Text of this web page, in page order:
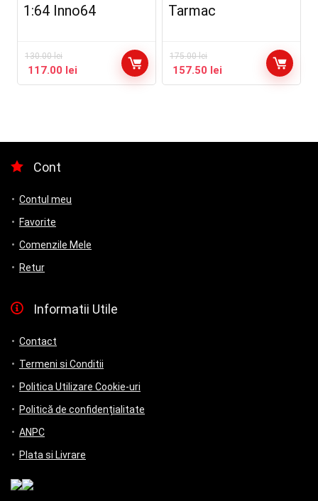
1:64 Inno64
130.00lei
117.00 lei
Tarmac
175.00lei
157.50 lei
Cont
Contul meu
Favorite
Comenzile Mele
Retur
Informatii Utile
Contact
Termeni si Conditii
Politica Utilizare Cookie-uri
Politică de confidențialitate
ANPC
Plata si Livrare